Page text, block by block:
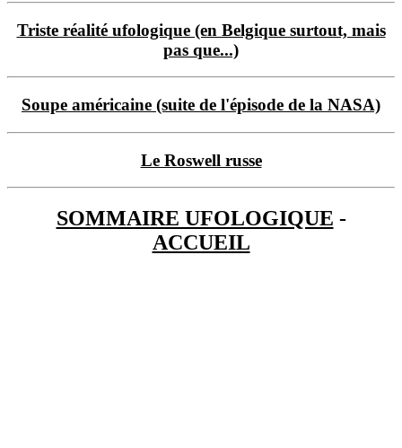
Triste réalité ufologique (en Belgique surtout, mais
pas que...)
Soupe américaine (suite de l'épisode de la NASA)
Le Roswell russe
SOMMAIRE UFOLOGIQUE -
ACCUEIL